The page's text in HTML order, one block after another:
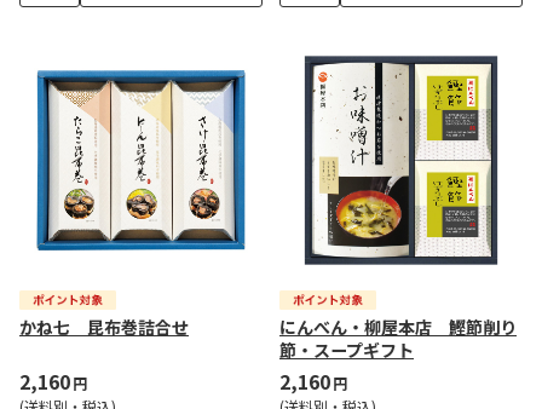
かね七 昆布巻詰合せ
2,160円
にんべん・柳屋本店 鰹節削り
節・スープギフト
2,160円